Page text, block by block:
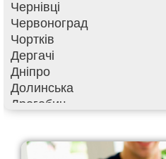
Чернівці
Червоноград
Чортків
Дергачі
Дніпро
Долинська
Дрогобич
Фонтанка